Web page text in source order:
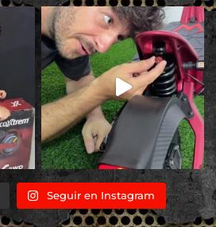
Seguir en Instagram